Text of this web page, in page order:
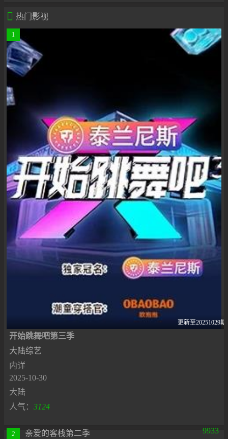
 热门影视
更新至20251029期
1
开始跳舞吧第三季
大陆综艺
内详
2025-10-30
大陆
人气： 3124
2 亲爱的客栈第二季 9933